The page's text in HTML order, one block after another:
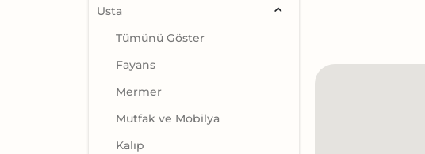
Usta
Tümünü Göster
Fayans
Mermer
Mutfak ve Mobilya
Kalıp